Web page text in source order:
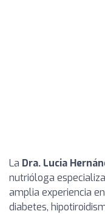
La Dra. Lucia
nutrióloga
amplia experiencia
diabetes,